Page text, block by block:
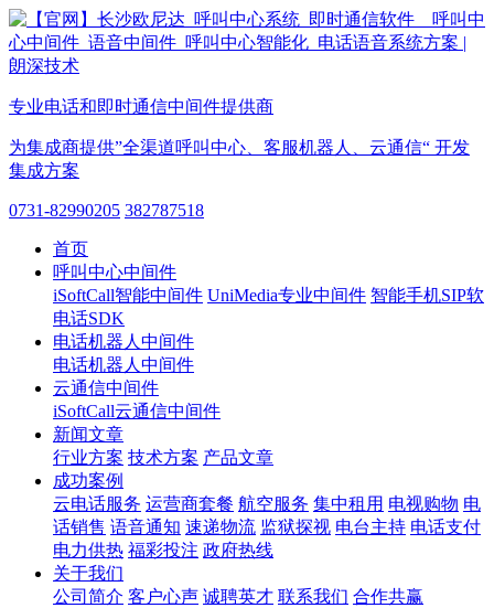
专业电话和即时通信中间件提供商
为集成商提供”全渠道呼叫中心、客服机器人、云通信“ 开发
集成方案
0731-82990205 382787518
首页
呼叫中心中间件
iSoftCall智能中间件 UniMedia专业中间件 智能手机SIP软
电话SDK
电话机器人中间件
电话机器人中间件
云通信中间件
iSoftCall云通信中间件
新闻文章
行业方案 技术方案 产品文章
成功案例
云电话服务 运营商套餐 航空服务 集中租用 电视购物 电
话销售 语音通知 速递物流 监狱探视 电台主持 电话支付
电力供热 福彩投注 政府热线
关于我们
公司简介 客户心声 诚聘英才 联系我们 合作共赢